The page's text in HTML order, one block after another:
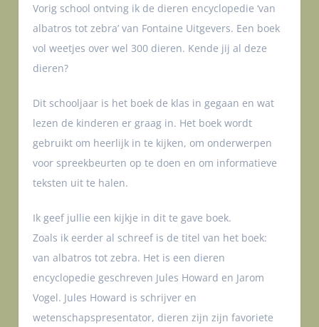
Vorig school ontving ik de dieren encyclopedie ‘van
albatros tot zebra’ van Fontaine Uitgevers. Een boek
vol weetjes over wel 300 dieren. Kende jij al deze
dieren?
Dit schooljaar is het boek de klas in gegaan en wat
lezen de kinderen er graag in. Het boek wordt
gebruikt om heerlijk in te kijken, om onderwerpen
voor spreekbeurten op te doen en om informatieve
teksten uit te halen.
Ik geef jullie een kijkje in dit te gave boek.
Zoals ik eerder al schreef is de titel van het boek:
van albatros tot zebra. Het is een dieren
encyclopedie geschreven Jules Howard en Jarom
Vogel. Jules Howard is schrijver en
wetenschapspresentator, dieren zijn zijn favoriete